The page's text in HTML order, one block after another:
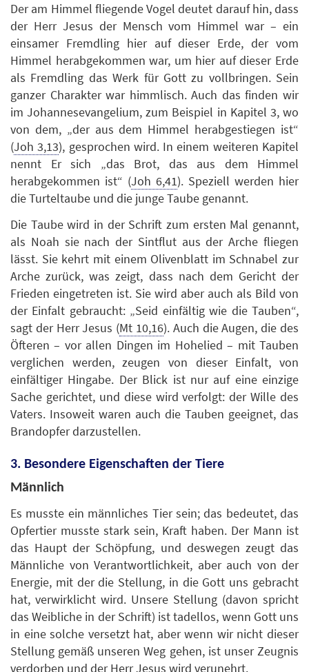
Der am Himmel fliegende Vogel deutet darauf hin, dass
der Herr Jesus der Mensch vom Himmel war – ein
einsamer Fremdling hier auf dieser Erde, der vom
Himmel herabgekommen war, um hier auf dieser Erde
als Fremdling das Werk für Gott zu vollbringen. Sein
ganzer Charakter war himmlisch. Auch das finden wir
im Johannesevangelium, zum Beispiel in Kapitel 3, wo
von dem, „der aus dem Himmel herabgestiegen ist“
(Joh 3,13), gesprochen wird. In einem weiteren Kapitel
nennt Er sich „das Brot, das aus dem Himmel
herabgekommen ist“ (Joh 6,41). Speziell werden hier
die Turteltaube und die junge Taube genannt.
Die Taube wird in der Schrift zum ersten Mal genannt,
als Noah sie nach der Sintflut aus der Arche fliegen
lässt. Sie kehrt mit einem Olivenblatt im Schnabel zur
Arche zurück, was zeigt, dass nach dem Gericht der
Frieden eingetreten ist. Sie wird aber auch als Bild von
der Einfalt gebraucht: „Seid einfältig wie die Tauben“,
sagt der Herr Jesus (Mt 10,16). Auch die Augen, die des
Öfteren – vor allen Dingen im Hohelied – mit Tauben
verglichen werden, zeugen von dieser Einfalt, von
einfältiger Hingabe. Der Blick ist nur auf eine einzige
Sache gerichtet, und diese wird verfolgt: der Wille des
Vaters. Insoweit waren auch die Tauben geeignet, das
Brandopfer darzustellen.
3. Besondere Eigenschaften der Tiere
Männlich
Es musste ein männliches Tier sein; das bedeutet, das
Opfertier musste stark sein, Kraft haben. Der Mann ist
das Haupt der Schöpfung, und deswegen zeugt das
Männliche von Verantwortlichkeit, aber auch von der
Energie, mit der die Stellung, in die Gott uns gebracht
hat, verwirklicht wird. Unsere Stellung (davon spricht
das Weibliche in der Schrift) ist tadellos, wenn Gott uns
in eine solche versetzt hat, aber wenn wir nicht dieser
Stellung gemäß unseren Weg gehen, ist unser Zeugnis
verdorben und der Herr Jesus wird verunehrt.